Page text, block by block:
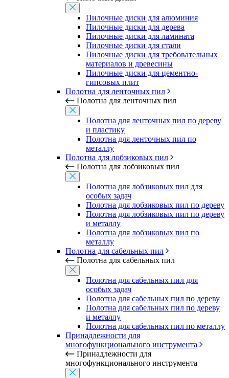
Пилочные диски для алюминия
Пилочные диски для дерева
Пилочные диски для ламината
Пилочные диски для стали
Пилочные диски для требовательных
материалов и древесины
Пилочные диски для цементно-
гипсовых плит
Полотна для ленточных пил
Полотна для ленточных пил
Полотна для ленточных пил по дереву
и пластику
Полотна для ленточных пил по
металлу
Полотна для лобзиковых пил
Полотна для лобзиковых пил
Полотна для лобзиковых пил для
особых задач
Полотна для лобзиковых пил по дереву
Полотна для лобзиковых пил по дереву
и металлу
Полотна для лобзиковых пил по
металлу
Полотна для сабельных пил
Полотна для сабельных пил
Полотна для сабельных пил для
особых задач
Полотна для сабельных пил по дереву
Полотна для сабельных пил по дереву
и металлу
Полотна для сабельных пил по металлу
Принадлежности для
многофункционального инструмента
Принадлежности для
многофункционального инструмента